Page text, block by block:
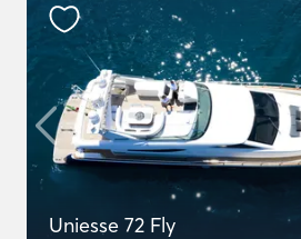
Uniesse 72 Fly